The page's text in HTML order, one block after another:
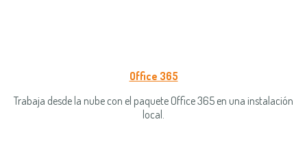
Office 365
Trabaja desde la nube con el paquete Office 365 en una instalación
local.